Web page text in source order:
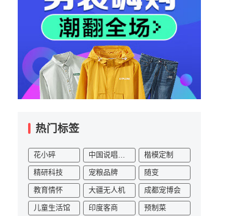
热门标签
花小碎 楷模定制
精研科技 宠粮品牌 随变
教育情怀 大疆无人机 成都宠博会
儿童生活馆 印度客商 预制菜